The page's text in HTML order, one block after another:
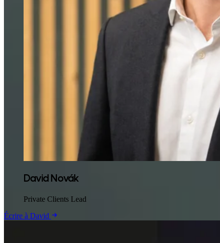
David Novák
Private Clients Lead
Écrire à David